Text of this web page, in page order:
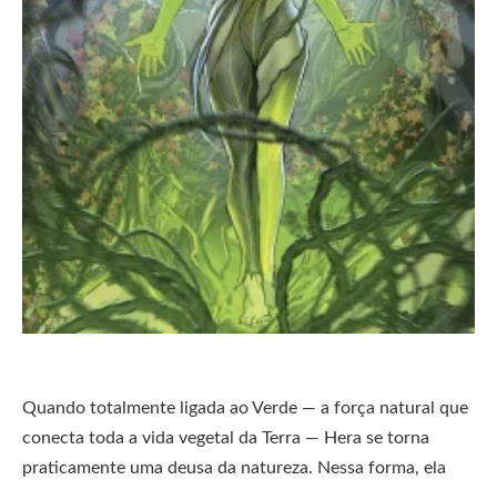
Quando totalmente ligada ao Verde — a força natural que
conecta toda a vida vegetal da Terra — Hera se torna
praticamente uma deusa da natureza. Nessa forma, ela